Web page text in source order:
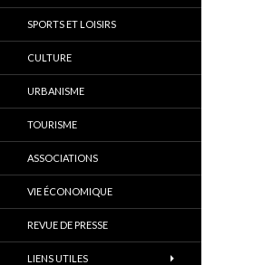
SPORTS ET LOISIRS
CULTURE
URBANISME
TOURISME
ASSOCIATIONS
VIE ÉCONOMIQUE
REVUE DE PRESSE
LIENS UTILES